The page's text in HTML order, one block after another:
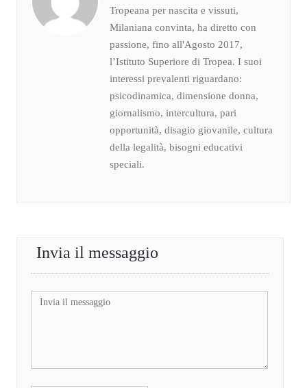
Tropeana per nascita e vissuti,
Milaniana convinta, ha diretto con
passione, fino all'Agosto 2017,
l’Istituto Superiore di Tropea. I suoi
interessi prevalenti riguardano:
psicodinamica, dimensione donna,
giornalismo, intercultura, pari
opportunità, disagio giovanile, cultura
della legalità, bisogni educativi
speciali.
Invia il messaggio